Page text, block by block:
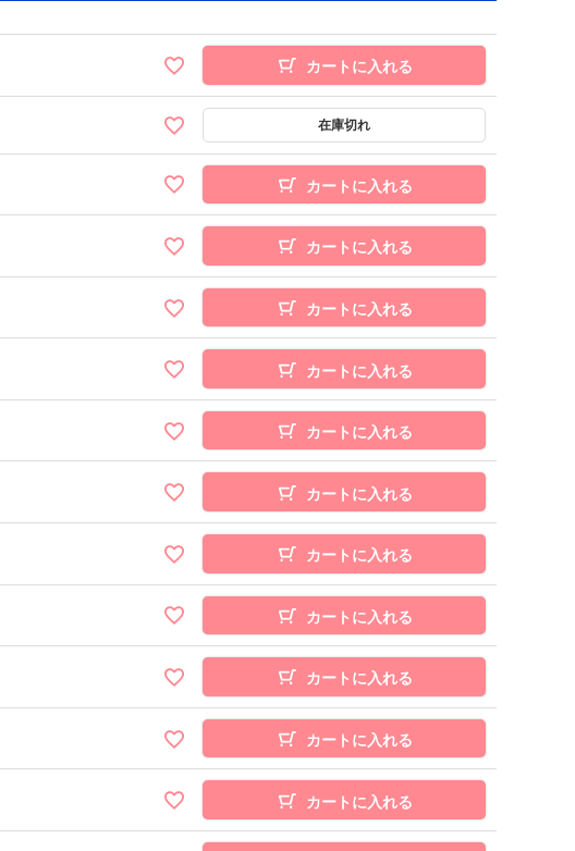
カートに入れる
カートに入れる
カートに入れる
カートに入れる
カートに入れる
カートに入れる
カートに入れる
カートに入れる
カートに入れる
カートに入れる
カートに入れる
カートに入れる